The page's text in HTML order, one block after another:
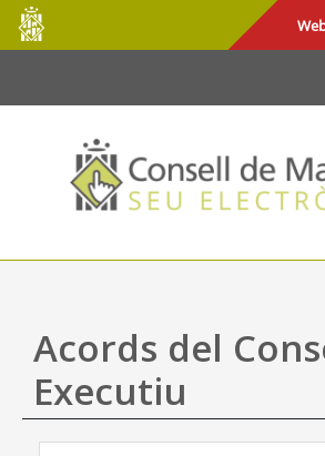
Salta al contingut principal
Consell
de
Mallorca
Acords del
Executiu